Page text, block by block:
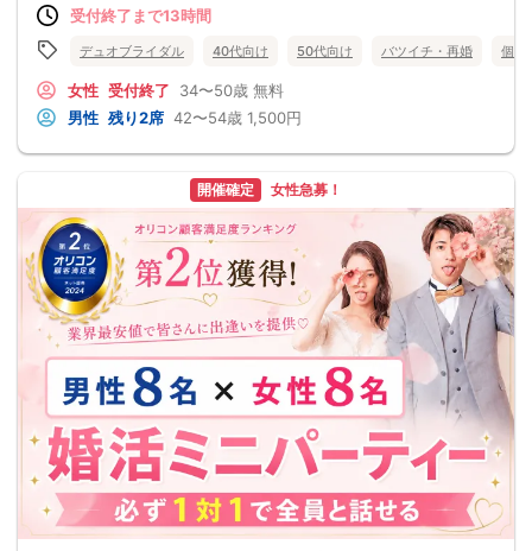
受付終了まで13時間
デュオブライダル 40代向け 50代向け バツイチ・再婚 個室
女性 受付終了 34〜50歳 無料
男性 残り2席 42〜54歳 1,500円
開催確定 女性急募！